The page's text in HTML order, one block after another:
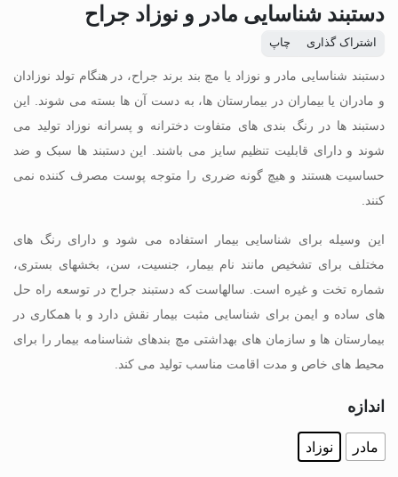
دستبند شناسایی مادر و نوزاد جراح
اشتراک گذاری چاپ
دستبند شناسایی مادر و نوزاد یا مچ بند برند جراح، در هنگام تولد نوزادان
و مادران یا بیماران در بیمارستان ها، به دست آن ها بسته می شوند. این
دستبند ها در رنگ بندی های متفاوت دخترانه و پسرانه نوزاد تولید می
شوند و دارای قابلیت تنظیم سایز می باشند. این دستبند ها سبک و ضد
حساسیت هستند و هیچ گونه ضرری را متوجه پوست مصرف کننده نمی
کنند.
این وسیله برای شناسایی بیمار استفاده می شود و دارای رنگ های
مختلف برای تشخیص مانند نام بیمار، جنسیت، سن، بخشهای بستری،
شماره تخت و غیره است. سالهاست که دستبند جراح در توسعه راه حل
های ساده و ایمن برای شناسایی مثبت بیمار نقش دارد و با همکاری در
بیمارستان ها و سازمان های بهداشتی مچ بندهای شناسنامه بیمار را برای
محیط های خاص و مدت اقامت مناسب تولید می کند.
اندازه
مادر نوزاد